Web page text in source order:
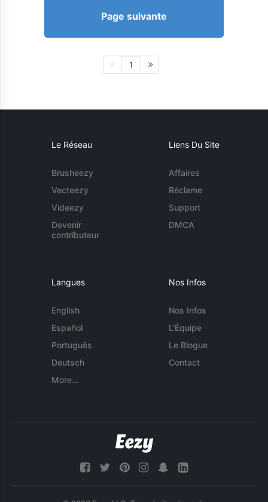
Page suivante
1
Le Réseau
Brusheezy
Vecteezy
Videezy
Devenir
contributeur
Liens Du Site
Affaires
Réclame
Support
DMCA
Langues
English
Español
Português
Deutsch
More...
Nos Infos
Nos Infos
L'Équipe
Le Blogue
Contact